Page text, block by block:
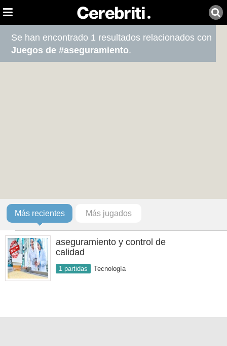
Se han encontrado 1 resultados relacionados con
Juegos de #aseguramiento.
Más recientes Más jugados
aseguramiento y control de
calidad
1 partidas Tecnología